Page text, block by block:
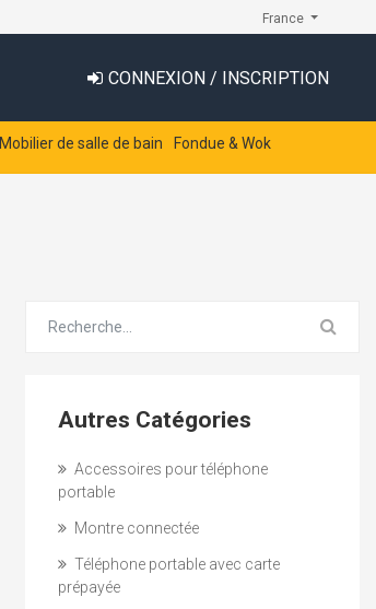
France
CONNEXION / INSCRIPTION
Mobilier de salle de bain Fondue & Wok
Autres Catégories
Accessoires pour téléphone
portable
Montre connectée
Téléphone portable avec carte
prépayée